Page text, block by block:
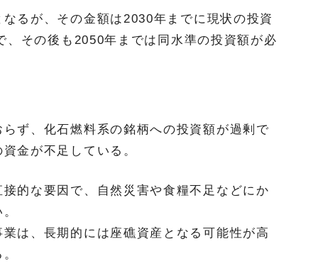
るが、その金額は2030年までに現状の投資
、その後も2050年までは同水準の投資額が必
ず、化石燃料系の銘柄への投資額が過剰で
金が不足している。
的な要因で、自然災害や食糧不足などにか
は、長期的には座礁資産となる可能性が高